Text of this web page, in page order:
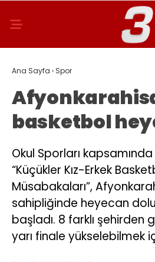
Ana Sayfa › Spor
basketbol
Okul Sporları
“Küçükler Kız-Erkek
Müsabakaları”,
sahipliğinde heyecan
başladı. 8 farklı şehirden
yarı finale yükselebilmek